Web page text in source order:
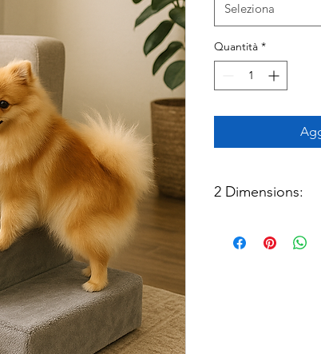
Seleziona
Quantità *
2 Dimensions:
Petit modèle: 40